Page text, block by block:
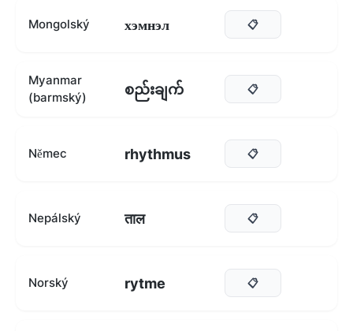
Mongolský хэмнэл 📋
Myanmar
(barmský)
စည်းချက် 📋
Němec rhythmus 📋
Nepálský ताल 📋
Norský rytme 📋